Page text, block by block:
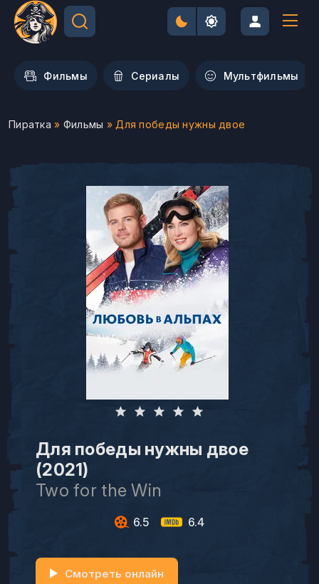
Фильмы Сериалы Мультфильмы
Пиратка » Фильмы » Для победы нужны двое
Для победы нужны двое
(2021)
Two for the Win
6.5 6.4
Смотреть онлайн